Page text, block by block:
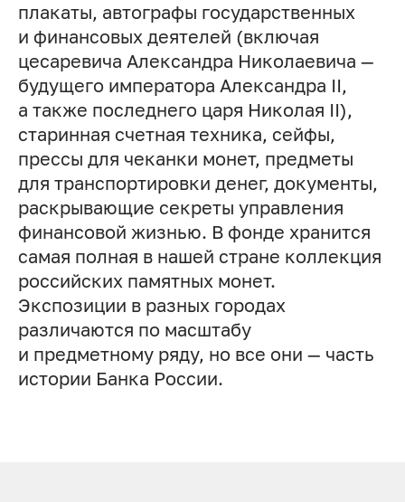
плакаты, автографы государственных
и финансовых деятелей (включая
цесаревича Александра Николаевича —
будущего императора Александра II,
а также последнего царя Николая II),
старинная счетная техника, сейфы,
прессы для чеканки монет, предметы
для транспортировки денег, документы,
раскрывающие секреты управления
финансовой жизнью. В фонде хранится
самая полная в нашей стране коллекция
российских памятных монет.
Экспозиции в разных городах
различаются по масштабу
и предметному ряду, но все они — часть
истории Банка России.